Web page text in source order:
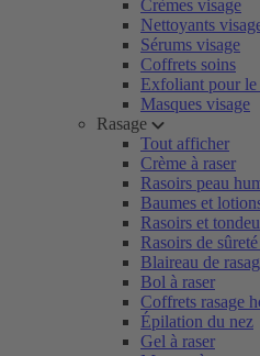
Crèmes visage
Nettoyants
Sérums visage
Coffrets soins
Exfoliant pour le
Masques visage
Rasage
Tout afficher
Crème à raser
Rasoirs peau
Baumes et
Rasoirs et
Rasoirs de
Blaireau de
Bol à raser
Coffrets rasage
Épilation du nez
Gel à raser